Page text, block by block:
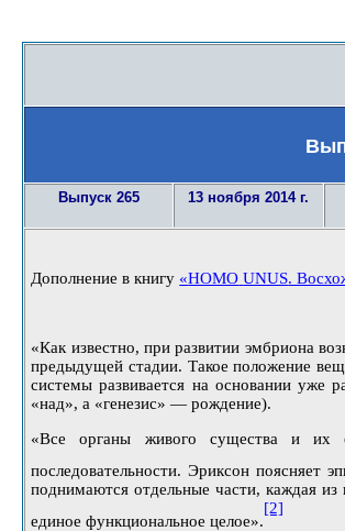
Выпуск 265 13 ноября 2014 г.
Дополнение в книгу «HOMO UNUS.
«Как известно, при развитии эмбриона
предыдущей стадии. Такое положение
системы развивается на основании уже
«над», а «генезис» — рождение).
«Все органы живого существа и их
последовательности. Эриксон поясняет
поднимаются отдельные части, каждая
единое функциональное целое».
[2]